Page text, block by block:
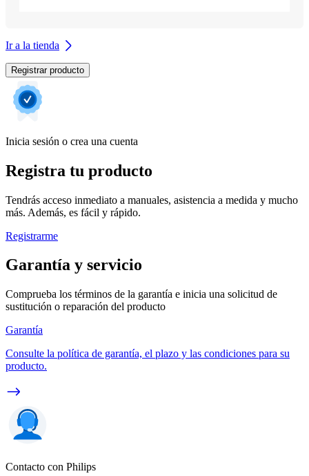
Ir a la tienda
Registrar producto
Inicia sesión o crea una cuenta
Registra tu producto
Tendrás acceso inmediato a manuales, asistencia a medida y mucho
más. Además, es fácil y rápido.
Registrarme
Garantía y servicio
Comprueba los términos de la garantía e inicia una solicitud de
sustitución o reparación del producto
Garantía
Consulte la política de garantía, el plazo y las condiciones para su
producto.
Contacto con Philips